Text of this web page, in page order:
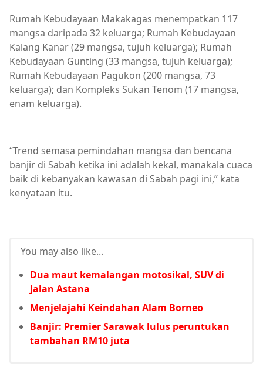
Rumah Kebudayaan Makakagas menempatkan 117
mangsa daripada 32 keluarga; Rumah Kebudayaan
Kalang Kanar (29 mangsa, tujuh keluarga); Rumah
Kebudayaan Gunting (33 mangsa, tujuh keluarga);
Rumah Kebudayaan Pagukon (200 mangsa, 73
keluarga); dan Kompleks Sukan Tenom (17 mangsa,
enam keluarga).
“Trend semasa pemindahan mangsa dan bencana
banjir di Sabah ketika ini adalah kekal, manakala cuaca
baik di kebanyakan kawasan di Sabah pagi ini,” kata
kenyataan itu.
You may also like...
Dua maut kemalangan motosikal, SUV di
Jalan Astana
Menjelajahi Keindahan Alam Borneo
Banjir: Premier Sarawak lulus peruntukan
tambahan RM10 juta